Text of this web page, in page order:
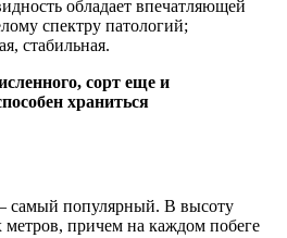
обладает впечатляющей
спектру патологий;
стабильная.
сорт еще и
храниться
самый популярный. В высоту
метров, причем на каждом побеге